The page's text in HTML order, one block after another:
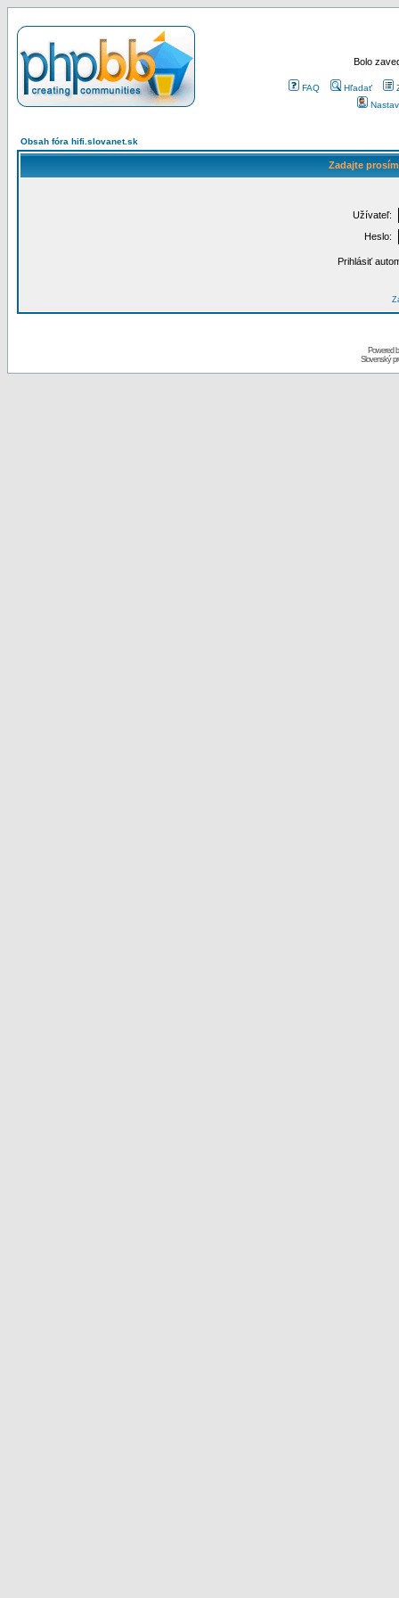
Bolo
FAQ Hľadať
Obsah fóra hifi.slovanet.sk
Zadajte
Užívateľ:
Heslo:
Prihlásiť
Powered
Slovenský